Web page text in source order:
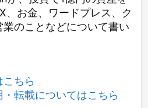
、お金、ワードプレス、ク
のことなどについて書い
ちら
転載についてはこちら